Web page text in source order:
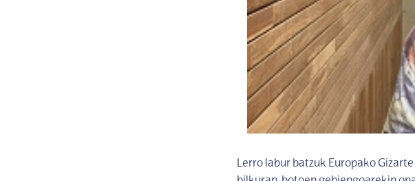
Lerro labur batzuk Europako